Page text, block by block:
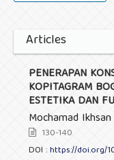
Articles
PENERAPAN
KOPITAGRAM
ESTETIKA DAN
Mochamad
130-140
DOI :https://doi.org/